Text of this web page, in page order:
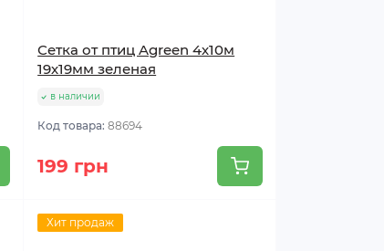
Сетка от птиц Agreen 4х10м
19х19мм зеленая
в наличии
Код товара:88694
199 грн
Хит продаж